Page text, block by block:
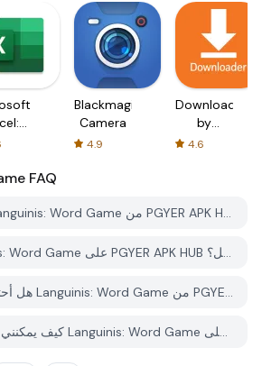
Blackmagic
Camera
4.9
Downloader
by
AFTVnews
4.6
FAQ
كيف يمكنني تحميل Languinis: Word Game من PGYER APK HUB؟
هل التطبيق Languinis: Word Game على PGYER APK HUB مجاني للتحميل؟
هل أحتاج إلى حساب لتحميل Languinis: Word Game من PGYER APK HUB؟
كيف يمكنني الإبلاغ عن مشكلة في Languinis: Word Game على PGYER APK HUB؟